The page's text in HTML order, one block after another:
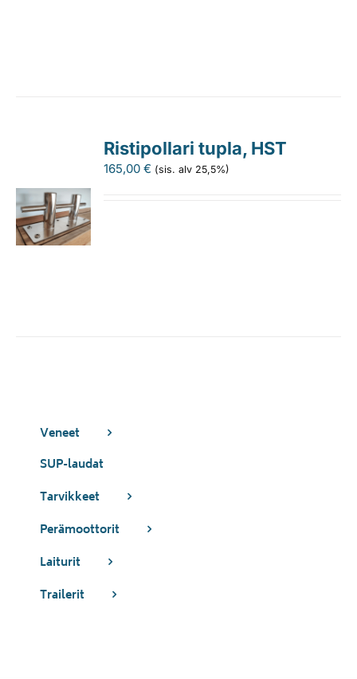
Ristipollari tupla, HST
165,00€ (sis. alv 25,5%)
Veneet
SUP-laudat
Tarvikkeet
Perämoottorit
Laiturit
Trailerit